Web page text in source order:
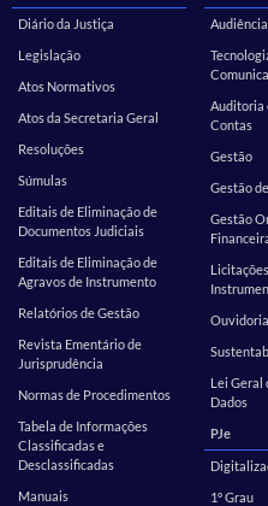
Diário da Justiça
Legislação
Atos Normativos
Atos da Secretaria Geral
Resoluções
Súmulas
Editais de Eliminação de
Documentos Judiciais
Editais de Eliminação de
Agravos de Instrumento
Relatórios de Gestão
Revista Ementário de
Jurisprudência
Normas de Procedimentos
Tabela de Informações
Classificadas e
Desclassificadas
Manuais
Auditoria
Contas
Gestão
Gestão
Gestão
Ouvidoria
Lei Geral
Dados
PJe
1º Grau